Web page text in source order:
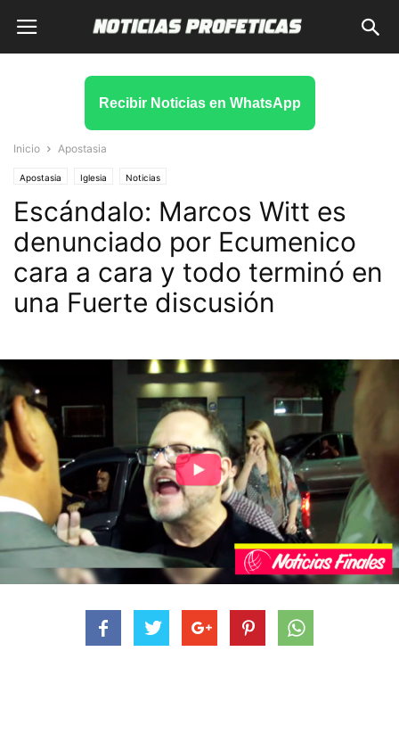
Recibir Noticias en WhatsApp
Inicio Apostasia
Apostasia Iglesia Noticias
Escándalo: Marcos Witt es
denunciado por Ecumenico
cara a cara y todo terminó en
una Fuerte discusión